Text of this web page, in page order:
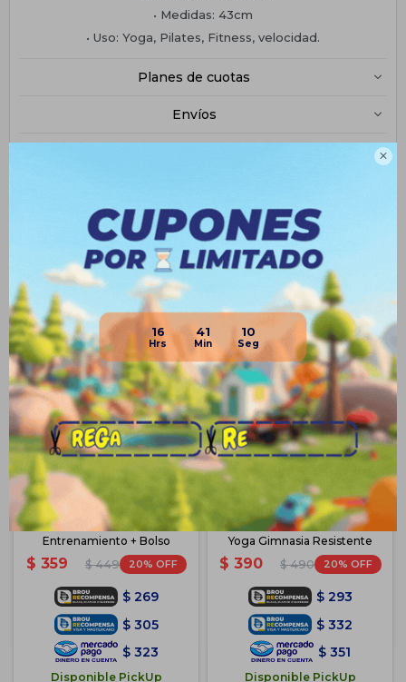

16 41 10
• Medidas: 43cm
• Uso: Yoga, Pilates, Fitness, velocidad.
Planes de cuotas
Envíos
Productos que te pueden interesar
Escalera De Coordinación Y
Entrenamiento + Bolso
$ 359 $ 449 20
$ 269
$ 305
$ 323
Disponible PickUp
Flex Ring Áro De Pilates P/
Yoga Gimnasia Resistente
$ 390 $ 490 20
$ 293
$ 332
$ 351
Disponible PickUp